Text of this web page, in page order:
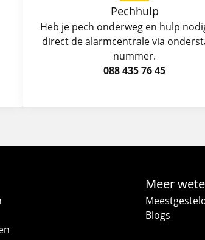
Pechhulp
Heb je pech onderweg en hulp
direct de alarmcentrale via
nummer.
088 435 76 45
Meer
Blogs